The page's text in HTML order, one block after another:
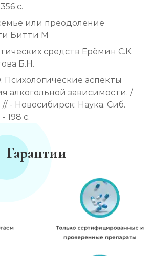
с.
или преодоление
Битти М
средств Ерёмин С.К.
Б.Н.
Психологические аспекты
алкогольной зависимости. /
. - Новосибирск: Наука. Сиб.
198 с.
Гарантии